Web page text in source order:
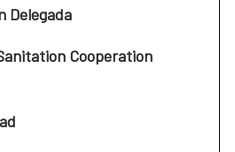
Delegada
Cooperation